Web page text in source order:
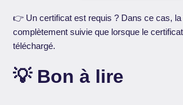
👉 Un certificat est requis ? Dans ce cas, la
complètement suivie que lorsque le
téléchargé.
💡 Bon à lire